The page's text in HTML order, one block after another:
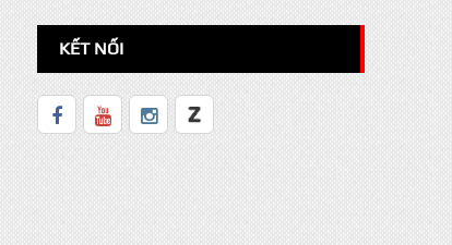
KẾT NỐI